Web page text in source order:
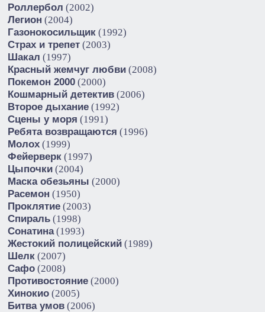
Роллербол (2002)
Легион (2004)
Газонокосильщик (1992)
Страх и трепет (2003)
Шакал (1997)
Красный жемчуг любви (2008)
Покемон 2000 (2000)
Кошмарный детектив (2006)
Второе дыхание (1992)
Сцены у моря (1991)
Ребята возвращаются (1996)
Молох (1999)
Фейерверк (1997)
Цыпочки (2004)
Маска обезьяны (2000)
Расемон (1950)
Проклятие (2003)
Спираль (1998)
Сонатина(1993)
Жестокий полицейский (1989)
Шелк (2007)
Сафо (2008)
Противостояние (2000)
Хинокио (2005)
Битва умов (2006)